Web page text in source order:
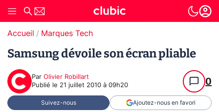
Accueil Marques Tech
Samsung dévoile son écran pliable
Par Olivier Robillart
Publié le 21 juillet 2010 à 09h20 0
Suivez-nous Ajoutez-nous en favori